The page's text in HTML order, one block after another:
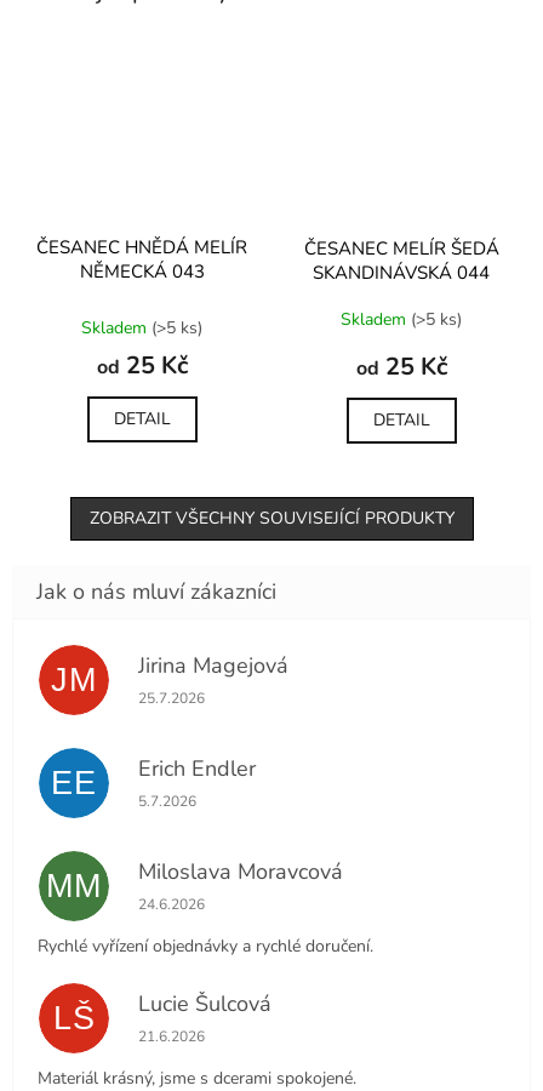
ČESANEC HNĚDÁ MELÍR
NĚMECKÁ 043
hodnoceníSkladem (>5 ks)
od 25 Kč
DETAIL
ČESANEC MELÍR ŠEDÁ
SKANDINÁVSKÁ 044
Skladem (>5 ks)
od 25 Kč
DETAIL
ZOBRAZIT VŠECHNY SOUVISEJÍCÍ PRODUKTY
JM Jirina Magejová
Hodnocení obchodu je 5 z 5 hvězdiček.
25.7.2026
EE Erich Endler
Hodnocení obchodu je 5 z 5 hvězdiček.
5.7.2026
MM Miloslava Moravcová
Hodnocení obchodu je 5 z 5 hvězdiček.
24.6.2026
Rychlé vyřízení objednávky a rychlé doručení.
LŠ Lucie Šulcová
Hodnocení obchodu je 5 z 5 hvězdiček.
21.6.2026
Materiál krásný, jsme s dcerami spokojené.